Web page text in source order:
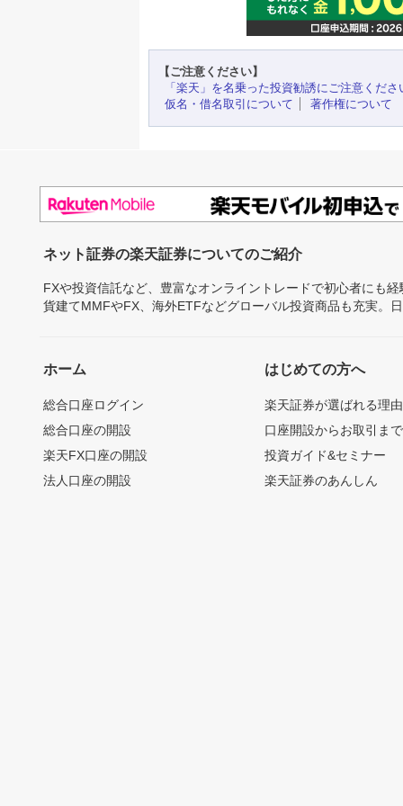
【ご注意ください】
「楽天」を名乗った投資勧誘にご注意くださ
仮名・借名取引について
著作権について
ネット証券の楽天証券についてのご紹介
FXや投資信託など、豊富なオンライントレードで初心者にも
貨建てMMFやFX、海外ETFなどグローバル投資商品も充実。
ホーム
総合口座ログイン
総合口座の開設
楽天FX口座の開設
法人口座の開設
はじめての方へ
楽天証券が選ばれる理由
口座開設からお取引ま
投資ガイド&セミナー
楽天証券のあんしん